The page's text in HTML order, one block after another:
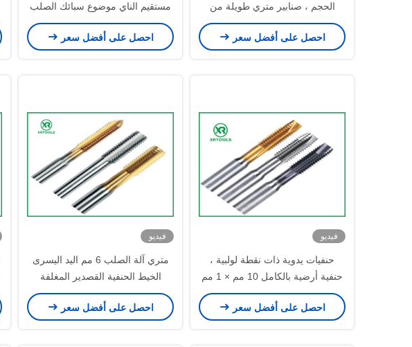
الحجم ، صنابير متري طويلة من
سبائك المغنيسيوم
احصل على أفضل سعر
مستقيم الناي موضوع سبائك الصلب
المواد
احصل على أفضل سعر
فيديو
حنفيات يدوية ذات نقطة لولبية ،
حنفية أرضية بالكامل 10 مم × 1 مم
للآلة
احصل على أفضل سعر
فيديو
متري آلة الصلب 6 مم اليد اليسرى
الخيط الحنفية القصدير المغلفة
المعالجة السطحية
احصل على أفضل سعر